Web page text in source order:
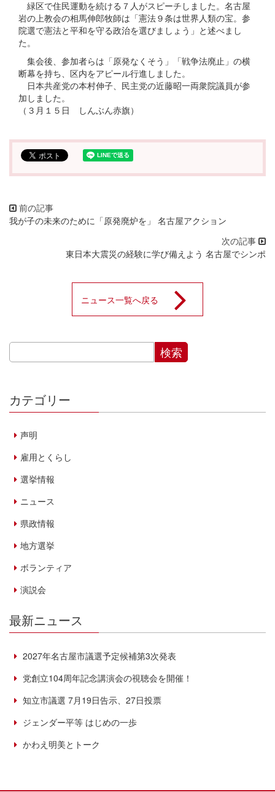
緑区で住民運動を続ける７人がスピーチしました。名古屋
岩の上教会の相馬伸郎牧師は「憲法９条は世界人類の宝。参
院選で憲法と平和を守る政治を選びましょう」と述べまし
た。
集会後、参加者らは「原発なくそう」「戦争法廃止」の横
断幕を持ち、区内をアピール行進しました。
日本共産党の本村伸子、民主党の近藤昭一両衆院議員が参
加しました。
（３月１５日 しんぶん赤旗）
我が子の未来のために「原発廃炉を」 名古屋アクション
東日本大震災の経験に学び備えよう 名古屋でシンポ
ニュース一覧へ戻る
カテゴリー
声明
雇用とくらし
選挙情報
ニュース
県政情報
地方選挙
ボランティア
演説会
最新ニュース
2027年名古屋市議選予定候補第3次発表
党創立104周年記念講演会の視聴会を開催！
知立市議選 7月19日告示、27日投票
ジェンダー平等 はじめの一歩
かわえ明美とトーク